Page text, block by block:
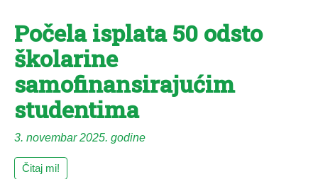
Počela isplata 50 odsto
školarine
samofinansirajućim
studentima
3. novembar 2025. godine
Čitaj mi!